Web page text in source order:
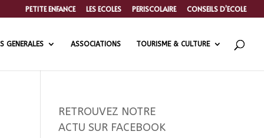
PETITE ENFANCE LES ECOLES PERISCOLAIRE CONSEILS D’ECOLE
GENERALES ASSOCIATIONS TOURISME & CULTURE
RETROUVEZ NOTRE
ACTU SUR FACEBOOK